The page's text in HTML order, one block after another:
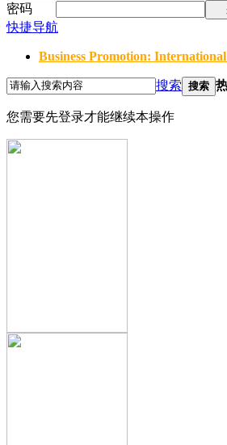
密码
快捷导航
Business Promotion:
搜索 搜索
您需要先登录才能继续本操作